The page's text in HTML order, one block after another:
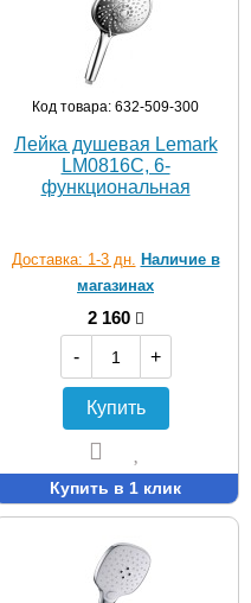
Код товара: 632-509-300
Лейка душевая Lemark
LM0816C, 6-
функциональная
Доставка: 1-3 дн. Наличие в
магазинах
2 160
-
+
Купить
Купить в 1 клик